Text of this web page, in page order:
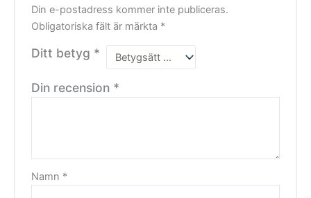
Din e-postadress kommer inte publiceras.
Obligatoriska fält är märkta *
Ditt betyg *
Din recension *
Namn *